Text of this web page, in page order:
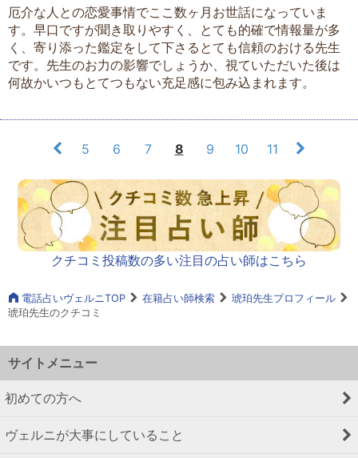
厄介な人との恋愛事情でここ数ヶ月お世話になっていま
す。早口ですが聞き取りやすく、とても的確で情報量が多
く、寄り添った鑑定をして下さるとても信頼のおける先生
です。先生のお力の影響でしょうか、視ていただいた後は
何故かいつもとてつもない充足感に包み込まれます。
5 6 7 8 9 10 11
クチコミ投稿数の多い注目の占い師はこちら
電話占いヴェルニTOP 在籍占い師検索
琥珀先生プロフィール
琥珀先生のクチコミ
サイトメニュー
初めての方へ
ヴェルニが大事にしていること